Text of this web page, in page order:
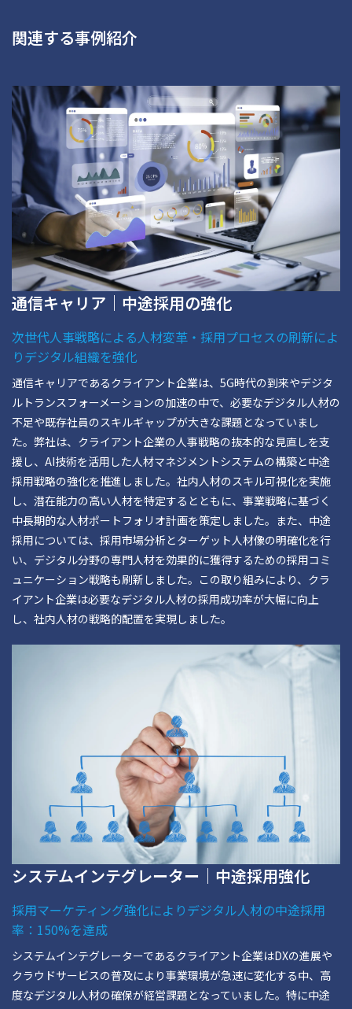
関連する事例紹介
通信キャリア｜中途採用の強化
次世代人事戦略による人材変革・採用プロセスの刷新によ
りデジタル組織を強化
通信キャリアであるクライアント企業は、5G時代の到来やデジタ
ルトランスフォーメーションの加速の中で、必要なデジタル人材の
不足や既存社員のスキルギャップが大きな課題となっていまし
た。弊社は、クライアント企業の人事戦略の抜本的な見直しを支
援し、AI技術を活用した人材マネジメントシステムの構築と中途
採用戦略の強化を推進しました。社内人材のスキル可視化を実施
し、潜在能力の高い人材を特定するとともに、事業戦略に基づく
中長期的な人材ポートフォリオ計画を策定しました。また、中途
採用については、採用市場分析とターゲット人材像の明確化を行
い、デジタル分野の専門人材を効果的に獲得するための採用コミ
ュニケーション戦略も刷新しました。この取り組みにより、クラ
イアント企業は必要なデジタル人材の採用成功率が大幅に向上
し、社内人材の戦略的配置を実現しました。
システムインテグレーター｜中途採用強化
採用マーケティング強化によりデジタル人材の中途採用
率：150%を達成
システムインテグレーターであるクライアント企業はDXの進展や
クラウドサービスの普及により事業環境が急速に変化する中、高
度なデジタル人材の確保が経営課題となっていました。特に中途